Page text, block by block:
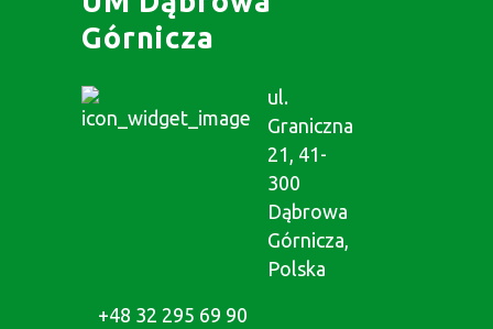
Górnicza
ul.
Graniczna
21, 41-
300
Dąbrowa
Górnicza,
Polska
+48 32 295 69 90